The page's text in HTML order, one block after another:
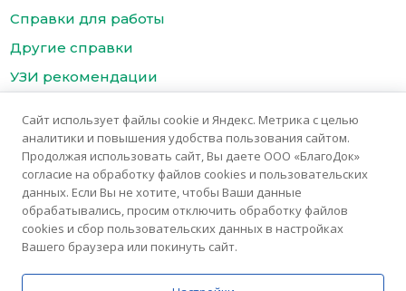
Справки для работы
Другие справки
УЗИ рекомендации
Контакты медицинского центра БлагоДок
© 2025 Медицинский центр «БлагоДок»
Медицинские услуги предоставляются ООО "Благомед"
Сайт использует файлы cookie и Яндекс. Метрика с целью
аналитики и повышения удобства пользования сайтом.
Продолжая использовать сайт, Вы даете ООО «БлагоДок»
согласие на обработку файлов cookies и пользовательских
данных. Если Вы не хотите, чтобы Ваши данные
обрабатывались, просим отключить обработку файлов
cookies и сбор пользовательских данных в настройках
Вашего браузера или покинуть сайт.